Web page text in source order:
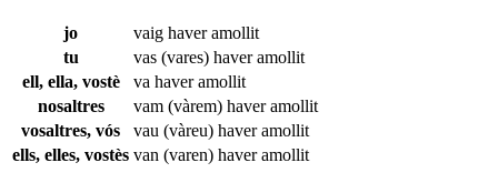
jo vaig haveramollit
tu
vas (vares) haveramollit
ell, ella, vostè
va haveramollit
nosaltres
vam (vàrem) haveramollit
vosaltres, vós
vau (vàreu) haveramollit
ells, elles, vostès van (varen) haveramollit